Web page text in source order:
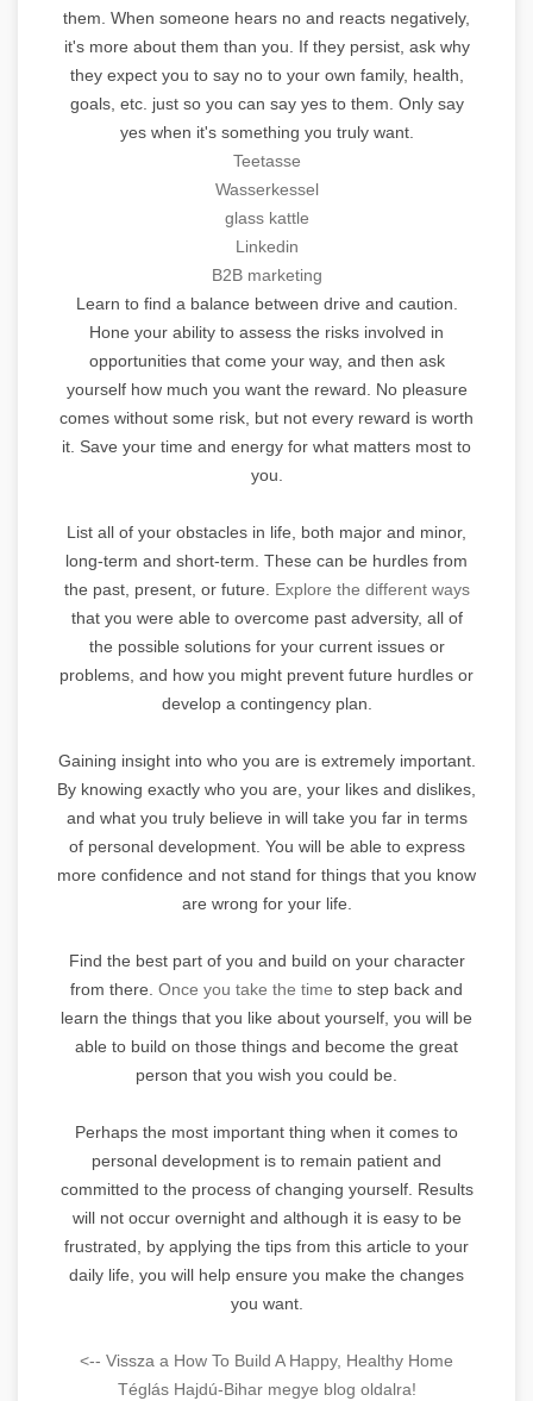
them. When someone hears no and reacts negatively,
it's more about them than you. If they persist, ask why
they expect you to say no to your own family, health,
goals, etc. just so you can say yes to them. Only say
yes when it's something you truly want.
Teetasse
Wasserkessel
glass kattle
Linkedin
B2B marketing
Learn to find a balance between drive and caution.
Hone your ability to assess the risks involved in
opportunities that come your way, and then ask
yourself how much you want the reward. No pleasure
comes without some risk, but not every reward is worth
it. Save your time and energy for what matters most to
you.
List all of your obstacles in life, both major and minor,
long-term and short-term. These can be hurdles from
the past, present, or future.
Explore the different ways
that you were able to overcome past adversity, all of
the possible solutions for your current issues or
problems, and how you might prevent future hurdles or
develop a contingency plan.
Gaining insight into who you are is extremely important.
By knowing exactly who you are, your likes and dislikes,
and what you truly believe in will take you far in terms
of personal development. You will be able to express
more confidence and not stand for things that you know
are wrong for your life.
Find the best part of you and build on your character
from there. Once you take the time to step back and
learn the things that you like about yourself, you will be
able to build on those things and become the great
person that you wish you could be.
Perhaps the most important thing when it comes to
personal development is to remain patient and
committed to the process of changing yourself. Results
will not occur overnight and although it is easy to be
frustrated, by applying the tips from this article to your
daily life, you will help ensure you make the changes
you want.
<-- Vissza a How To Build A Happy, Healthy Home
Téglás Hajdú-Bihar megye blog oldalra!